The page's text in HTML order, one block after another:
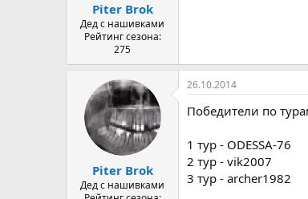
Piter Brok
Дед с нашивками
Рейтинг сезона:
275
Piter Brok
Дед с нашивками
26.10.2014
Победители по
1 тур - ODESSA-76
2 тур - vik2007
3 тур - archer1982